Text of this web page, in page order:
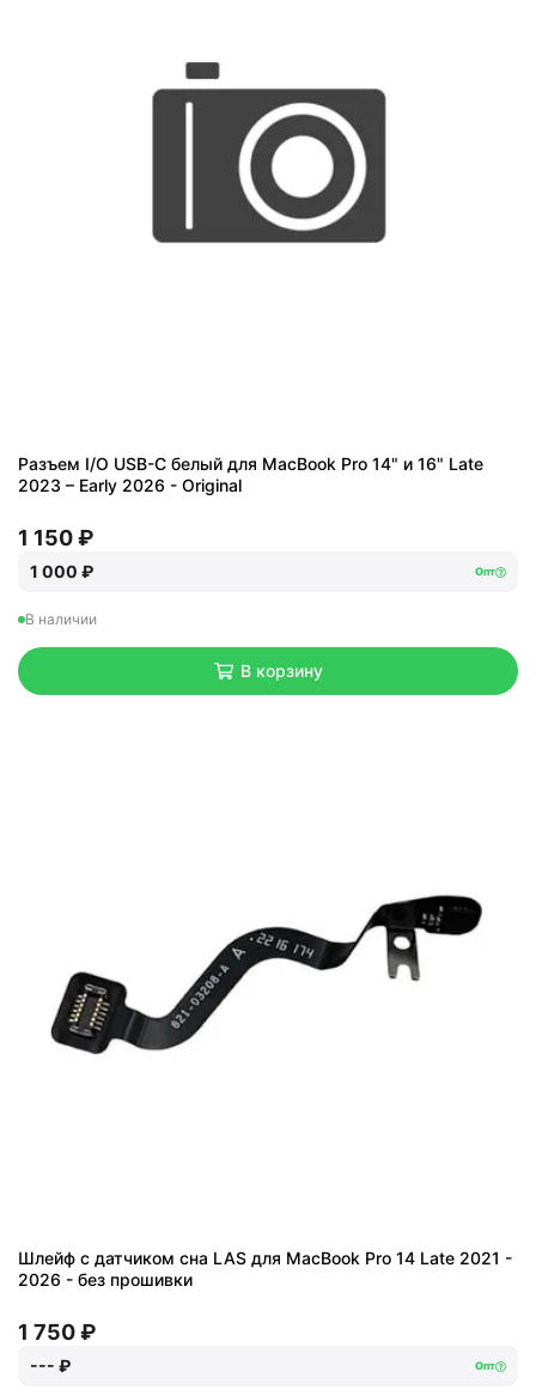
Разъем I/O USB-C белый для MacBook Pro 14" и 16" Late
2023 – Early 2026 - Original
1 150 ₽
1 000 ₽ Опт
В наличии
В корзину
Шлейф с датчиком сна LAS для MacBook Pro 14 Late 2021 -
2026 - без прошивки
1 750 ₽
--- ₽ Опт